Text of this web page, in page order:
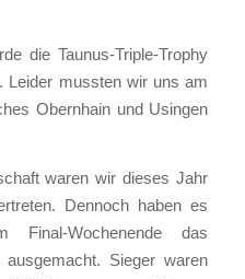
die Tau­nus-Tri­ple-Tro­phy
Lei­der muss­ten wir uns am
Obern­hain und Usin­gen
waren wir die­ses Jahr
Den­noch haben es
Wochen­en­de das
Sie­ger waren